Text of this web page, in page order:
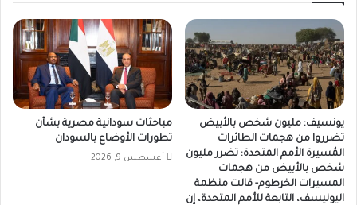
يونسيف: مليون شخص بالأبيض
تضرروا من هجمات الطائرات
المُسيرة الأمم المتحدة: تضرر مليون
شخص بالأبيض من هجمات
المسيرات الخرطوم- قالت منظمة
اليونيسف، التابعة للأمم المتحدة، إن
مباحثات سودانية مصرية بشأن
تطورات الأوضاع بالسودان
أغسطس 9, 2026